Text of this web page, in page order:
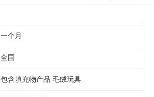
一个月
全国
包含填充物产品 毛绒玩具